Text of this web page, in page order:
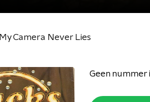
My Camera Never Lies
Geen